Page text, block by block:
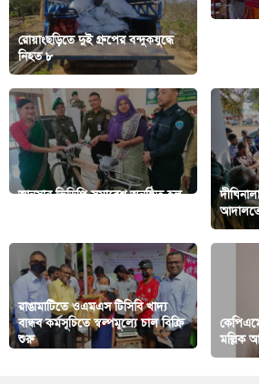
রোয়াংছড়িতে দুই গ্রুপের বন্দুকযুদ্ধে
নিহত ৮
লংগদুর
আনসার ভিডিপি সমাবেশ অনুষ্ঠিত হল
রাঙামাটিতে ওএমএস টিসিবি খাদ্য
বান্ধব কর্মসূচিতে স্বল্পমূল্যে চাল বিক্রি
শুরু
মল্লিক